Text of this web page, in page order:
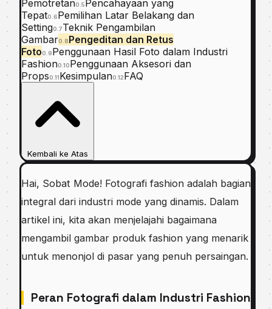
Pemotretan0.5 Pencahayaan yang
Tepat0.6Pemilihan Latar Belakang dan
Setting0.7Teknik Pengambilan
Gambar0.8Pengeditan dan Retus
Foto0.9Penggunaan Hasil Foto dalam Industri
Fashion0.10Penggunaan Aksesori dan
Props0.11Kesimpulan0.12FAQ
Kembali ke Atas
Hai, Sobat Mode! Fotografi fashion adalah bagian
integral dari industri mode yang dinamis. Dalam
artikel ini, kita akan menjelajahi bagaimana
mengambil gambar produk fashion yang menarik
untuk menonjol di pasar yang penuh persaingan.
Peran Fotografi dalam Industri Fashion